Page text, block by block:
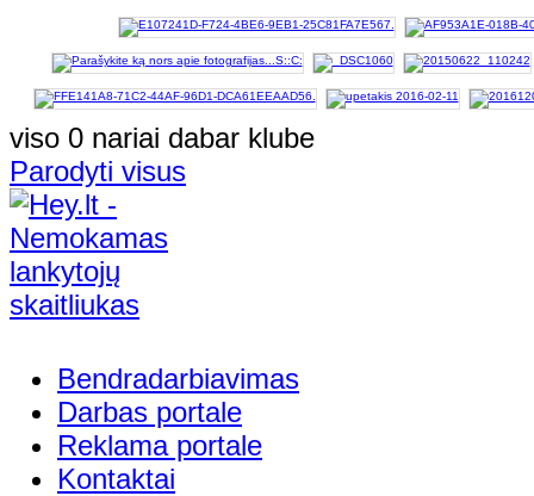
viso 0 nariai dabar klube
Parodyti visus
Bendradarbiavimas
Darbas portale
Reklama portale
Kontaktai